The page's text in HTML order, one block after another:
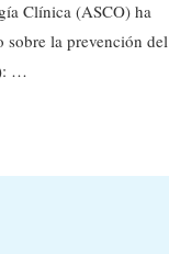
Clínica (ASCO) ha
la prevención del
…